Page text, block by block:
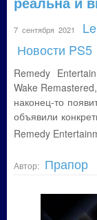
7 сентября 2021
Новости PS5
Remedy
Wake
наконец-то
объявили
Remedy
Автор: Прапор